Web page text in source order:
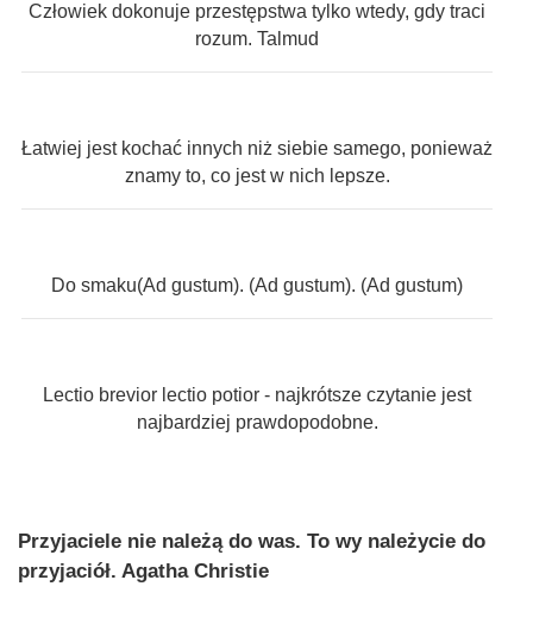
Człowiek dokonuje przestępstwa tylko wtedy, gdy traci
rozum. Talmud
Łatwiej jest kochać innych niż siebie samego, ponieważ
znamy to, co jest w nich lepsze.
Do smaku(Ad gustum). (Ad gustum). (Ad gustum)
Lectio brevior lectio potior - najkrótsze czytanie jest
najbardziej prawdopodobne.
Przyjaciele nie należą do was. To wy należycie do
przyjaciół. Agatha Christie